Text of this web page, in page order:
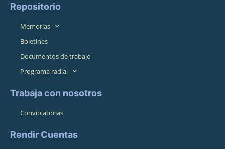
Repositorio
Memorias
Boletines
Documentos de trabajo
Programa radial
Trabaja con nosotros
Convocatorias
Rendir Cuentas